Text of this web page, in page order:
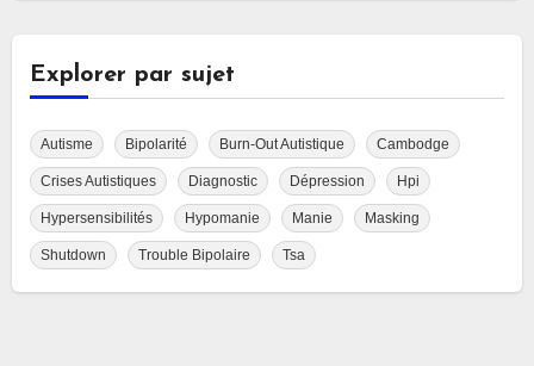
Explorer par sujet
Autisme Bipolarité Burn-Out Autistique Cambodge
Crises Autistiques Diagnostic Dépression Hpi
Hypersensibilités Hypomanie Manie Masking
Shutdown Trouble Bipolaire Tsa